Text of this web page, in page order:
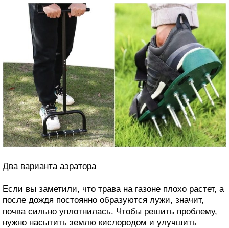
Два варианта аэратора
Если вы заметили, что трава на газоне плохо растет, а
после дождя постоянно образуются лужи, значит,
почва сильно уплотнилась. Чтобы решить проблему,
нужно насытить землю кислородом и улучшить